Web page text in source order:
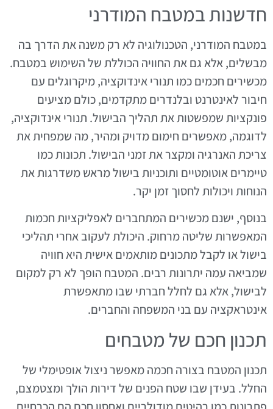
חדשנות במטבח המודרני
במטבח המודרני, הטכנולוגיה לא רק משנה את הדרך בה
מבשלים, אלא גם את החוויה הכוללת של השימוש במטבח.
מכשירים חכמים כמו תנורי אינדוקציה, מיקרוגלים עם
חיבור לאינטרנט ובלנדרים מתקדמים, כולם מציעים
פונקציות שמפשטות את תהליך הבישול. תנורי אינדוקציה,
לדוגמה, מאפשרים חימום מדויק ומהיר, מה שמפחית את
צריכת האנרגיה ומקצר את זמני הבישול. תכונות כמו
טיימרים אוטומטיים ותוכניות בישול מראש משדרגות את
הנוחות ויכולות לחסוך זמן יקר.
בנוסף, ישנם מכשירים המתחברים לאפליקציות חכמות
המאפשרות שליטה מרחוק. היכולת לעקוב אחרי תהליכי
בישול או לקבל מתכונים מותאמים אישית היא חוויה
שמביאה עמה יתרונות רבים. המטבח הופך לא רק למקום
לבישול, אלא גם לחלל חברתי שבו מתאפשרת
אינטראקציה עם בני המשפחה והחברים.
תכנון חכם של מטבחים
תכנון המטבח בצורה חכמה מאפשר ניצול אופטימלי של
החלל. בעידן שבו שטח הפנים של דירות הולך ומצטמצם,